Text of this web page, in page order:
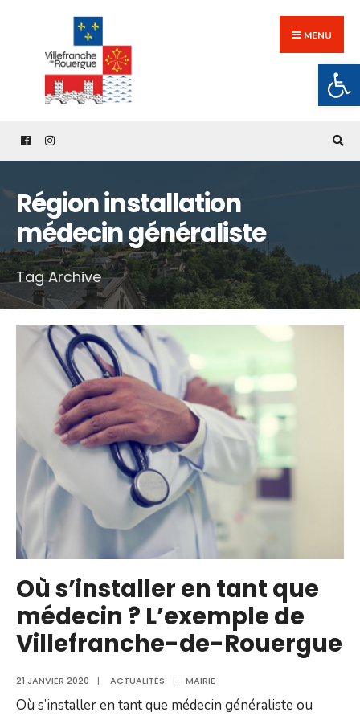
content
MENU
Région installation
médecin généraliste
Tag Archive
Où s’installer en tant que
médecin ? L’exemple de
Villefranche-de-Rouergue
21 JANVIER 2020 | ACTUALITÉS | MAIRIE
Où s’installer en tant que médecin généraliste ou